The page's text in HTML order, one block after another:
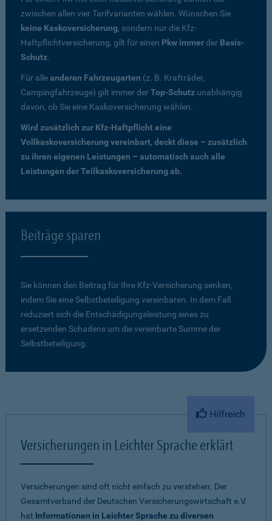
zwischen allen vier Tarifvarianten wählen. Wünschen Sie
keine Kaskoversicherung, sondern nur die Kfz-
Haftpflichtversicherung, gilt für einen Pkw immerder Basis-
Schutz.
Für alleanderen Fahrzeugarten (z. B. Krafträder,
Campingfahrzeuge) gilt immer derTop-Schutz unabhängig
davon, ob Sie eine Kaskoversicherung wählen.
Wird zusätzlich zur Kfz-Haftpflicht eine
Vollkaskoversicherung vereinbart, deckt diese – zusätzlich
zu ihren eigenen Leistungen – automatisch auch alle
Leistungen der Teilkaskoversicherung ab.
Beiträge sparen
Sie können den Beitrag für Ihre Kfz-Versicherung senken,
indem Sie eine Selbstbeteiligung vereinbaren. In dem Fall
reduziert sich die Entschädigungsleistung eines zu
ersetzenden Schadens um die vereinbarte Summe der
Selbstbeteiligung.
Hilfreich
Versicherungen in Leichter Sprache erklärt
Versicherungen sind oft nicht einfach zu verstehen. Der
Gesamtverband der Deutschen Versicherungswirtschaft e.V.
hat Informationen in Leichter Sprache zu diversen